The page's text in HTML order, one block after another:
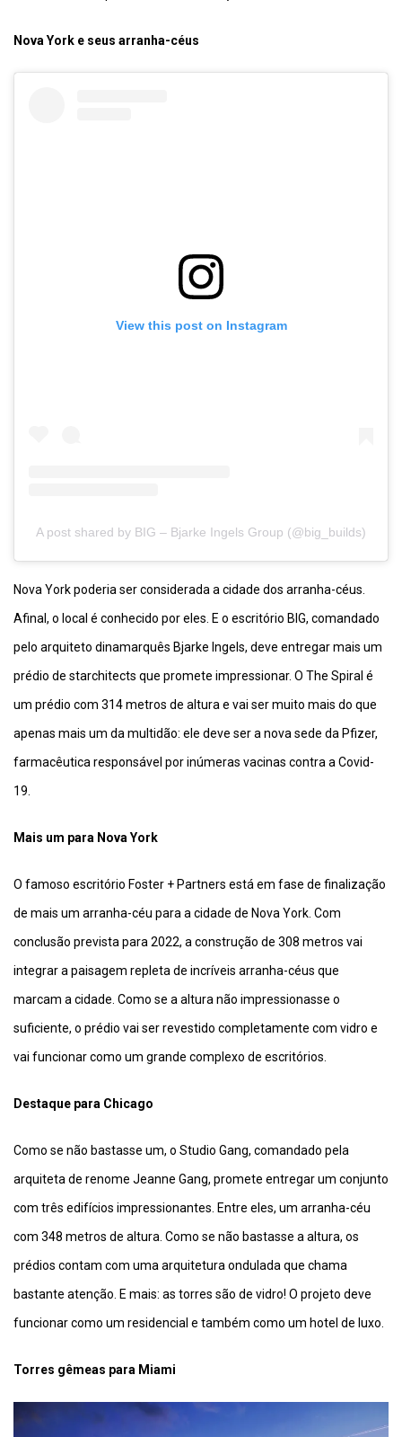
Nova York e seus arranha-céus
View this post on Instagram
A post shared by BIG – Bjarke Ingels Group (@big_builds)
Nova York poderia ser considerada a cidade dos arranha-céus.
Afinal, o local é conhecido por eles. E o escritório BIG, comandado
pelo arquiteto dinamarquês Bjarke Ingels, deve entregar mais um
prédio de starchitects que promete impressionar. O The Spiral é
um prédio com 314 metros de altura e vai ser muito mais do que
apenas mais um da multidão: ele deve ser a nova sede da Pfizer,
farmacêutica responsável por inúmeras vacinas contra a Covid-
19.
Mais um para Nova York
O famoso escritório Foster + Partners está em fase de finalização
de mais um arranha-céu para a cidade de Nova York. Com
conclusão prevista para 2022, a construção de 308 metros vai
integrar a paisagem repleta de incríveis arranha-céus que
marcam a cidade. Como se a altura não impressionasse o
suficiente, o prédio vai ser revestido completamente com vidro e
vai funcionar como um grande complexo de escritórios.
Destaque para Chicago
Como se não bastasse um, o Studio Gang, comandado pela
arquiteta de renome Jeanne Gang, promete entregar um conjunto
com três edifícios impressionantes. Entre eles, um arranha-céu
com 348 metros de altura. Como se não bastasse a altura, os
prédios contam com uma arquitetura ondulada que chama
bastante atenção. E mais: as torres são de vidro! O projeto deve
funcionar como um residencial e também como um hotel de luxo.
Torres gêmeas para Miami